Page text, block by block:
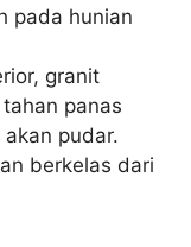
pada hunian
granit
panas
pudar.
berkelas dari